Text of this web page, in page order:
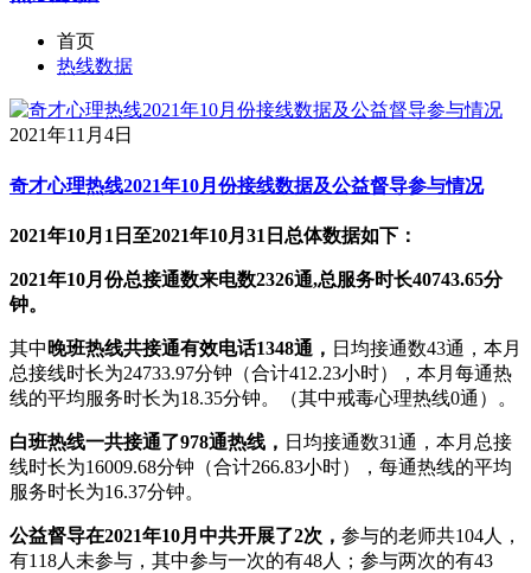
首页
热线数据
2021年11月4日
奇才心理热线2021年10月份接线数据及公益督导参与情况
2021年10月1日至2021年10月31日总体数据如下：
2021年10月份总接通数来电数2326通,总服务时长40743.65分
钟。
其中 晚班热线共接通有效电话1348通， 日均接通数43通，本月
总接线时长为24733.97分钟（合计412.23小时），本月每通热
线的平均服务时长为18.35分钟。（其中戒毒心理热线0通）。
白班热线一共接通了978通热线， 日均接通数31通，本月总接
线时长为16009.68分钟（合计266.83小时），每通热线的平均
服务时长为16.37分钟。
公益督导在2021年10月中共开展了2次， 参与的老师共104人，
有118人未参与，其中参与一次的有48人；参与两次的有43